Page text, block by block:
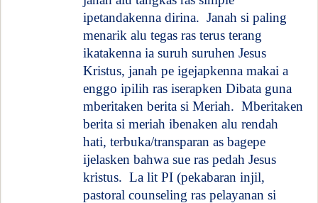
ipetandakenna dirina. Janah si paling
menarik alu tegas ras terus terang
ikatakenna ia suruh suruhen Jesus
Kristus, janah pe igejapkenna makai a
enggo ipilih ras iserapken Dibata guna
mberitaken berita si Meriah. Mberitaken
berita si meriah ibenaken alu rendah
hati, terbuka/transparan as bagepe
ijelasken bahwa sue ras pedah Jesus
kristus. La lit PI (pekabaran injil,
pastoral counseling ras pelayanan si